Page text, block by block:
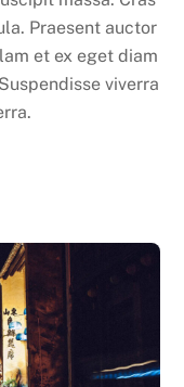
Praesent auctor
et ex eget diam
viverra